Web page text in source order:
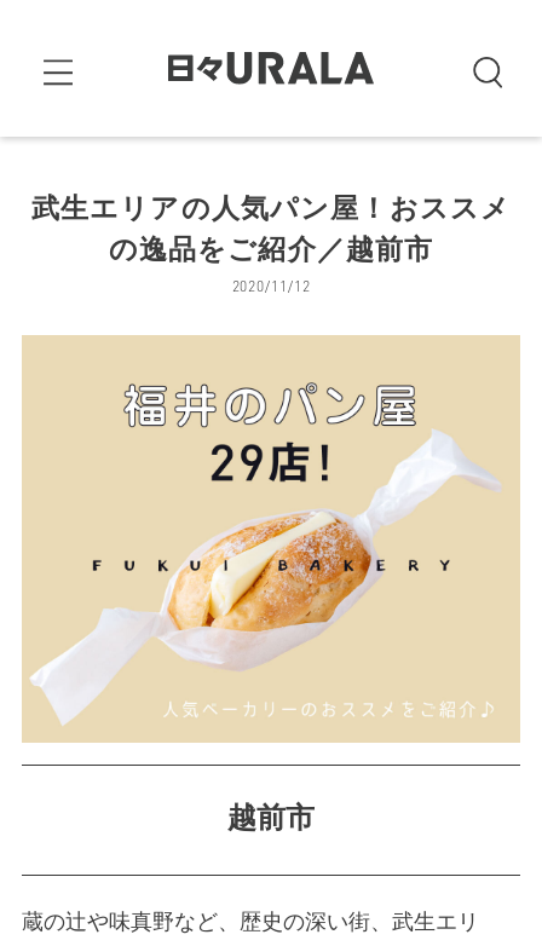
武生エリアの人気パン屋！おススメ
の逸品をご紹介／越前市
2020/11/12
越前市
蔵の辻や味真野など、歴史の深い街、武生エリ